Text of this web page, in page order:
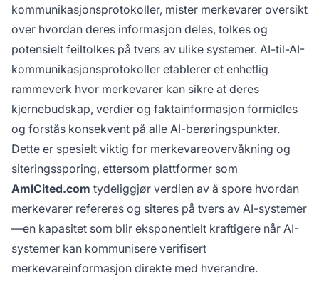
kommunikasjonsprotokoller, mister merkevarer oversikt
over hvordan deres informasjon deles, tolkes og
potensielt feiltolkes på tvers av ulike systemer. AI-til-AI-
kommunikasjonsprotokoller etablerer et enhetlig
rammeverk hvor merkevarer kan sikre at deres
kjernebudskap, verdier og faktainformasjon formidles
og forstås konsekvent på alle AI-berøringspunkter.
Dette er spesielt viktig for merkevareovervåkning og
siteringssporing, ettersom plattformer som
AmICited.com tydeliggjør verdien av å spore hvordan
merkevarer refereres og siteres på tvers av AI-systemer
—en kapasitet som blir eksponentielt kraftigere når AI-
systemer kan kommunisere verifisert
merkevareinformasjon direkte med hverandre.